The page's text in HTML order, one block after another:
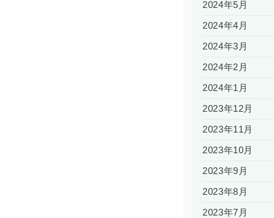
2024年5月
2024年4月
2024年3月
2024年2月
2024年1月
2023年12月
2023年11月
2023年10月
2023年9月
2023年8月
2023年7月